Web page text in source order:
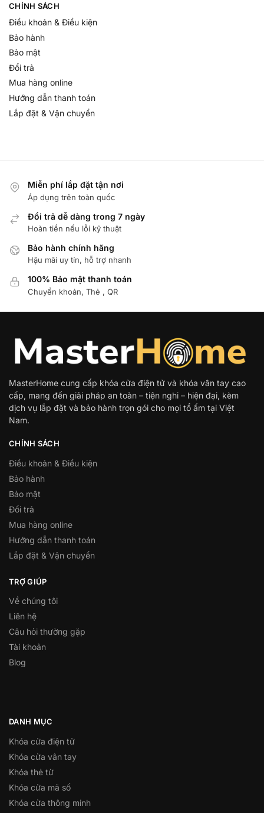
CHÍNH SÁCH
Điều khoản & Điều kiện
Bảo hành
Bảo mật
Đổi trả
Mua hàng online
Hướng dẫn thanh toán
Lắp đặt & Vận chuyển
Miễn phí lắp đặt tận nơi
Áp dụng trên toàn quốc
Đổi trả dễ dàng trong 7 ngày
Hoàn tiền nếu lỗi kỹ thuật
Bảo hành chính hãng
Hậu mãi uy tín, hỗ trợ nhanh
100% Bảo mật thanh toán
Chuyển khoản, Thẻ , QR
MasterHome cung cấp khóa cửa điện tử và khóa vân tay cao
cấp, mang đến giải pháp an toàn – tiện nghi – hiện đại, kèm
dịch vụ lắp đặt và bảo hành trọn gói cho mọi tổ ấm tại Việt
Nam.
CHÍNH SÁCH
Điều khoản & Điều kiện
Bảo hành
Bảo mật
Đổi trả
Mua hàng online
Hướng dẫn thanh toán
Lắp đặt & Vận chuyển
TRỢ GIÚP
Về chúng tôi
Liên hệ
Câu hỏi thường gặp
Tài khoản
Blog
DANH MỤC
Khóa cửa điện tử
Khóa cửa vân tay
Khóa thẻ từ
Khóa cửa mã số
Khóa cửa thông minh